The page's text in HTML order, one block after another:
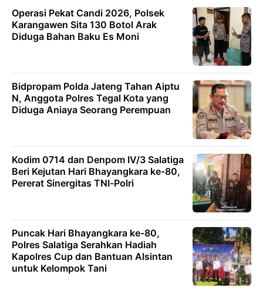
Operasi Pekat Candi 2026, Polsek
Karangawen Sita 130 Botol Arak
Diduga Bahan Baku Es Moni
Bidpropam Polda Jateng Tahan Aiptu
N, Anggota Polres Tegal Kota yang
Diduga Aniaya Seorang Perempuan
Kodim 0714 dan Denpom IV/3 Salatiga
Beri Kejutan Hari Bhayangkara ke-80,
Pererat Sinergitas TNI-Polri
Puncak Hari Bhayangkara ke-80,
Polres Salatiga Serahkan Hadiah
Kapolres Cup dan Bantuan Alsintan
untuk Kelompok Tani